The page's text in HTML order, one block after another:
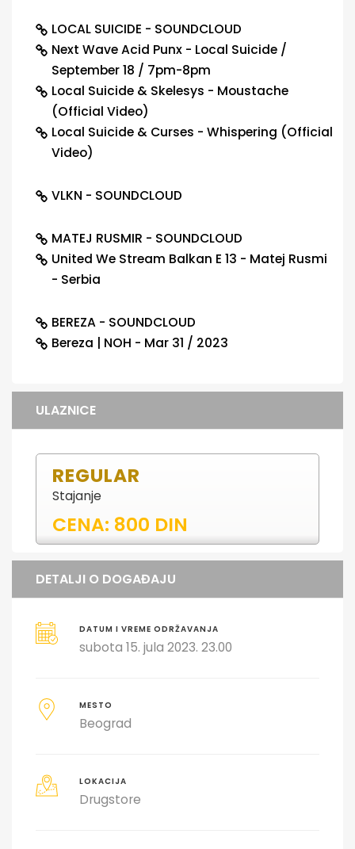
LOCAL SUICIDE - SOUNDCLOUD
Next Wave Acid Punx - Local Suicide /
September 18 / 7pm-8pm
Local Suicide & Skelesys - Moustache
(Official Video)
Local Suicide & Curses - Whispering (Official
Video)
VLKN - SOUNDCLOUD
MATEJ RUSMIR - SOUNDCLOUD
United We Stream Balkan E 13 - Matej Rusmi
- Serbia
BEREZA - SOUNDCLOUD
Bereza | NOH - Mar 31 / 2023
ULAZNICE
REGULAR
Stajanje
CENA: 800 DIN
DETALJI O DOGAĐAJU
DATUM I VREME ODRŽAVANJA
subota 15. jula 2023. 23.00
MESTO
Beograd
LOKACIJA
Drugstore